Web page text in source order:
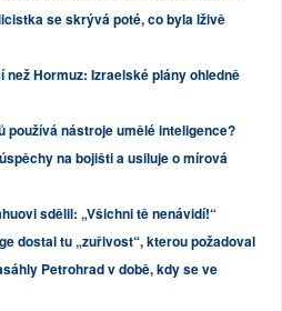
se skrývá poté, co byla lživě
než Hormuz: Izraelské plány ohledně
používá nástroje umělé inteligence?
na bojišti a usiluje o mírová
sdělil: „Všichni tě nenávidí!“
dostal tu „zuřivost“, kterou požadoval
Petrohrad v době, kdy se ve